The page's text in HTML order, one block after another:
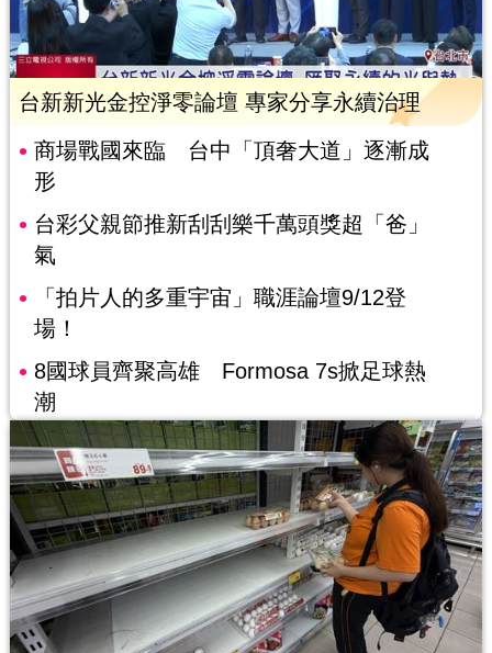
台新新光金控淨零論壇 專家分享永續治理
商場戰國來臨 台中「頂奢大道」逐漸成
形
台彩父親節推新刮刮樂千萬頭獎超「爸」
氣
「拍片人的多重宇宙」職涯論壇9/12登
場！
8國球員齊聚高雄 Formosa 7s掀足球熱
潮